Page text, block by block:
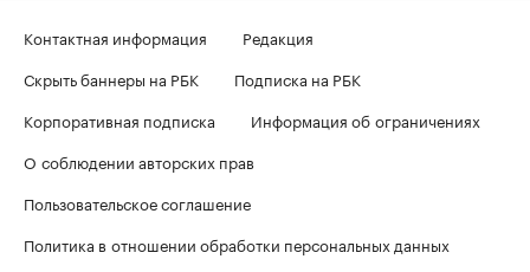
Контактная информация
Редакция
Скрыть баннеры на РБК
Подписка на РБК
Корпоративная подписка
Информация об ограничениях
О соблюдении авторских прав
Пользовательское соглашение
Политика в отношении обработки персональных данных